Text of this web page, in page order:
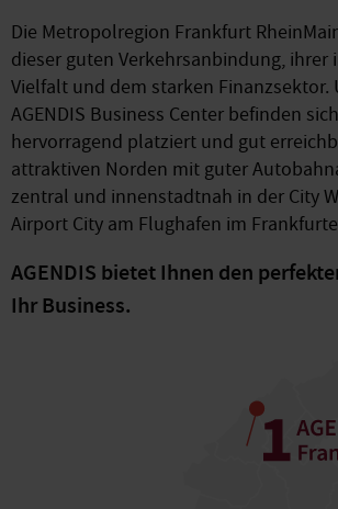
Die Metropolregion Frankfurt
dieser guten Verkehrsanbindung, ihrer
Vielfalt und dem starken Finanzsektor.
AGENDIS Business Center befinden
hervorragend platziert und gut
attraktiven Norden mit guter
zentral und innenstadtnah in der City
Airport City am Flughafen im
AGENDIS bietet Ihnen den
Ihr Business.